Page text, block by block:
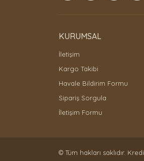
KURUMSAL
İletişim
Kargo Takibi
Havale Bildirim Formu
Sipariş Sorgula
İletişim Formu
© Tüm hakları saklıdır.